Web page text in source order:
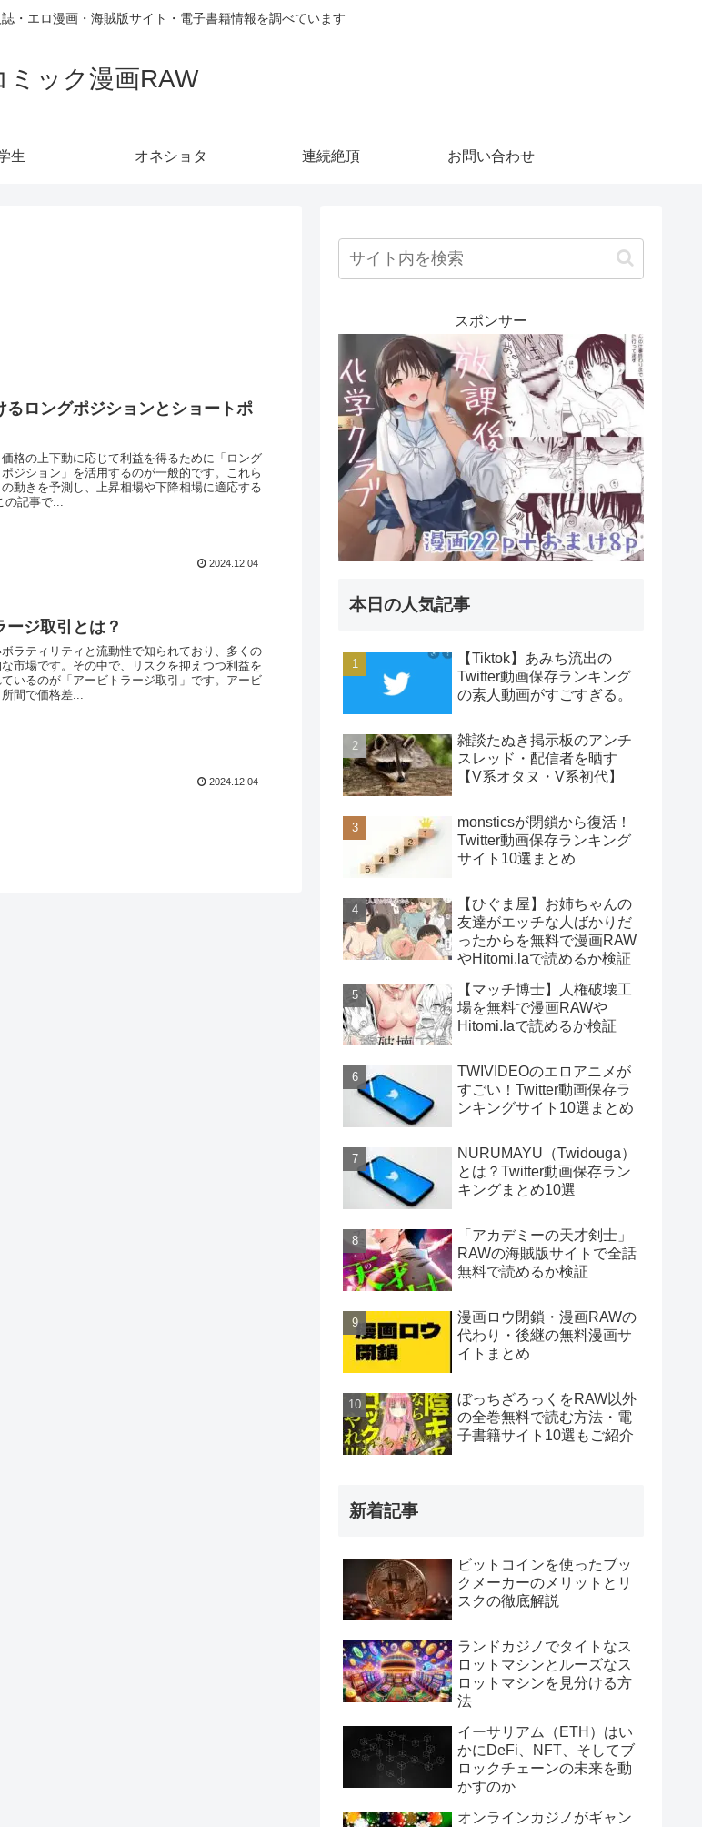
・エロ漫画・海賊版サイト・電子書籍情報を調べています
ミック漫画RAW
生 オネショタ 連続絶頂 お問い合わせ
るロングポジションとショートポ
格の上下動に応じて利益を得るために「ロング
ジション」を活用するのが一般的です。これら
動きを予測し、上昇相場や下降相場に適応する
記事で...
2024.12.04
ージ取引とは？
ラティリティと流動性で知られており、多くの
市場です。その中で、リスクを抑えつつ利益を
ているのが「アービトラージ取引」です。アービ
間で価格差...
2024.12.04
スポンサー
本日の人気記事
【Tiktok】あみち流出の
Twitter動画保存ランキング
の素人動画がすごすぎる。
雑談たぬき掲示板のアンチ
スレッド・配信者を晒す
【V系オタヌ・V系初代】
monsticsが閉鎖から復活！
Twitter動画保存ランキング
サイト10選まとめ
【ひぐま屋】お姉ちゃんの
友達がエッチな人ばかりだ
ったからを無料で漫画RAW
やHitomi.laで読めるか検証
【マッチ博士】人権破壊工
場を無料で漫画RAWや
Hitomi.laで読めるか検証
TWIVIDEOのエロアニメが
すごい！Twitter動画保存ラ
ンキングサイト10選まとめ
NURUMAYU（Twidouga）
とは？Twitter動画保存ラン
キングまとめ10選
「アカデミーの天才剣士」
RAWの海賊版サイトで全話
無料で読めるか検証
漫画ロウ閉鎖・漫画RAWの
代わり・後継の無料漫画サ
イトまとめ
ぼっちざろっくをRAW以外
の全巻無料で読む方法・電
子書籍サイト10選もご紹介
新着記事
ビットコインを使ったブッ
クメーカーのメリットとリ
スクの徹底解説
ランドカジノでタイトなス
ロットマシンとルーズなス
ロットマシンを見分ける方
法
イーサリアム（ETH）はい
かにDeFi、NFT、そしてブ
ロックチェーンの未来を動
かすのか
オンラインカジノがギャン